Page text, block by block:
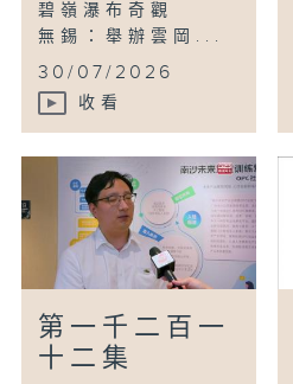
碧嶺瀑布奇觀
無錫：舉辦雲岡...
30/07/2026
收看
第一千二百一
十二集